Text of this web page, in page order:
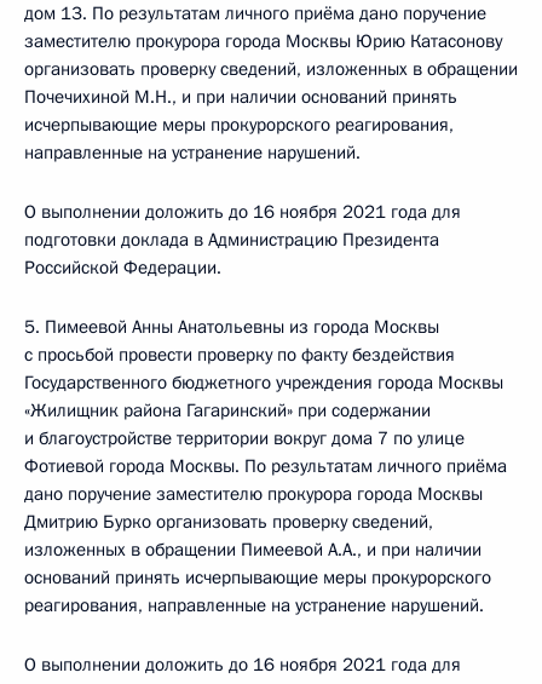
дом 13. По результатам личного приёма дано поручение
заместителю прокурора города Москвы Юрию Катасонову
организовать проверку сведений, изложенных в обращении
Почечихиной М.Н., и при наличии оснований принять
исчерпывающие меры прокурорского реагирования,
направленные на устранение нарушений.
О выполнении доложить до 16 ноября 2021 года для
подготовки доклада в Администрацию Президента
Российской Федерации.
5. Пимеевой Анны Анатольевны из города Москвы
с просьбой провести проверку по факту бездействия
Государственного бюджетного учреждения города Москвы
«Жилищник района Гагаринский» при содержании
и благоустройстве территории вокруг дома 7 по улице
Фотиевой города Москвы. По результатам личного приёма
дано поручение заместителю прокурора города Москвы
Дмитрию Бурко организовать проверку сведений,
изложенных в обращении Пимеевой А.А., и при наличии
оснований принять исчерпывающие меры прокурорского
реагирования, направленные на устранение нарушений.
О выполнении доложить до 16 ноября 2021 года для